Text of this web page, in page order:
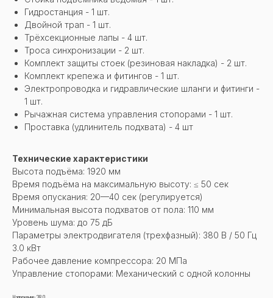
Гидростанция - 1 шт.
Двойной трап - 1 шт.
Трёхсекционные лапы - 4 шт.
Троса синхронизации - 2 шт.
Комплект защиты стоек (резиновая накладка) - 2 шт.
Комплект крепежа и фитингов - 1 шт.
Электропроводка и гидравлические шланги и фитинги -
1 шт.
Рычажная система управления стопорами - 1 шт.
Проставка (удлинитель подхвата) - 4 шт
Технические характеристики
Высота подъёма: 1920 мм
Время подъёма на максимальную высоту: ≤ 50 сек
Время опускания: 20—40 сек (регулируется)
Минимальная высота подхватов от пола: 110 мм
Уровень шума: до 75 дБ
Параметры электродвигателя (трехфазный): 380 В / 50 Гц
3.0 кВт
Рабочее давление компрессора: 20 МПа
Управление стопорами: Механический с одной колонны